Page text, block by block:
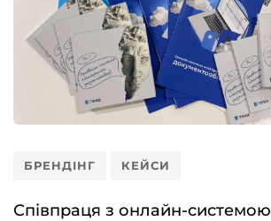
БРЕНДІНГ КЕЙСИ
Співпраця з онлайн-системою